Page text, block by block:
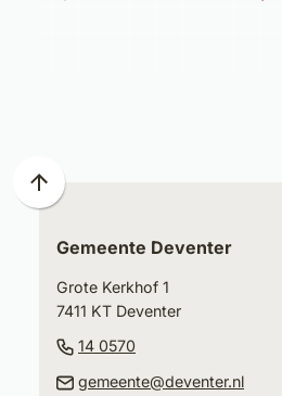
Scroll
boven
het
van
de
Gemeente Deventer
Grote Kerkhof 1
7411 KT Deventer
14 0570
naar
gemeente@deventer.nl